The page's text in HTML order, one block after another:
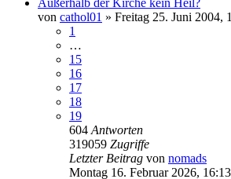
von cathol01 » Freitag 25. Juni 2004,
1
…
15
16
17
18
19
604 Antworten
319059 Zugriffe
Letzter Beitrag von nomads
Montag 16. Februar 2026, 16:13